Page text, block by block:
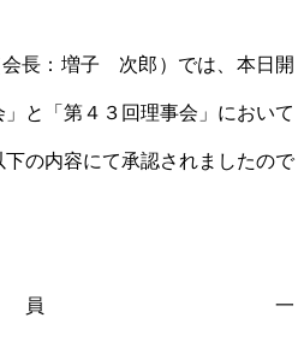
長：増子 次郎）では、本日開
と「第４３回理事会」において
の内容にて承認されましたので
一